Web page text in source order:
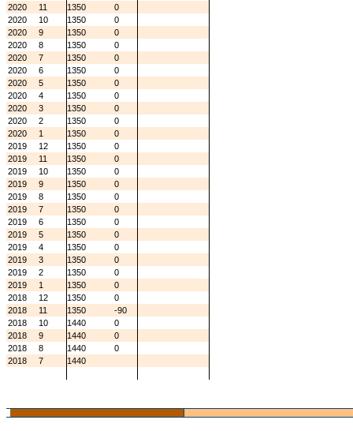
2020
11 1350
0
2020
10 1350
0
2020
9 1350
0
2020
8 1350
0
2020
7 1350
0
2020
6 1350
0
2020
5 1350
0
2020
4 1350
0
2020
3 1350
0
2020
2 1350
0
2020
1 1350
0
2019
12 1350
0
2019
11 1350
0
2019
10 1350
0
2019
9 1350
0
2019
8 1350
0
2019
7 1350
0
2019
6 1350
0
2019
5 1350
0
2019
4 1350
0
2019
3 1350
0
2019
2 1350
0
2019
1 1350
0
2018
12 1350
0
2018
11 1350
-90
2018
10 1440
0
2018
9 1440
0
2018
8 1440
0
2018
7 1440